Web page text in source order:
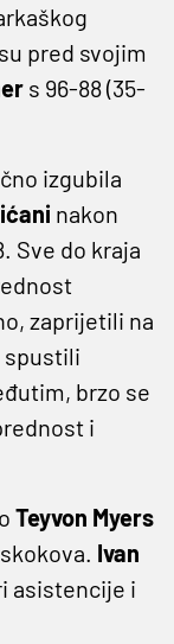
su pred svojim
s 96-88 (35-
izgubila
nakon
Sve do kraja
zaprijetili na
spustili
brzo se
i
Teyvon Myers
Ivan
asistencije i